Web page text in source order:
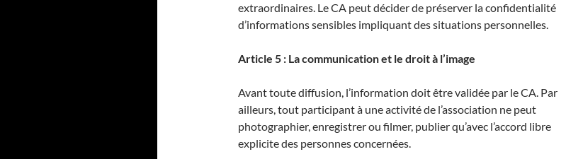
extraordinaires. Le CA peut décider de préserver la confidentialité
d’informations sensibles impliquant des situations personnelles.
Article 5 : La communication et le droit à l’image
Avant toute diffusion, l’information doit être validée par le CA. Par
ailleurs, tout participant à une activité de l’association ne peut
photographier, enregistrer ou filmer, publier qu’avec l’accord libre
explicite des personnes concernées.